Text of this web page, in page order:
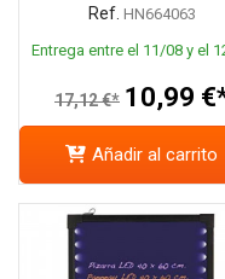
Ref. HN664063
Entrega entre el 11/08 y el
17,12 €* 10,99
Añadir al carrito